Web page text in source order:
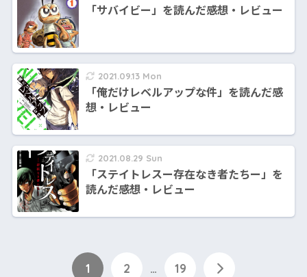
「サバイビー」を読んだ感想・レビュー
2021.09.13 Mon
「俺だけレベルアップな件」を読んだ感
想・レビュー
2021.08.29 Sun
「ステイトレスー存在なき者たちー」を
読んだ感想・レビュー
1 2 … 19